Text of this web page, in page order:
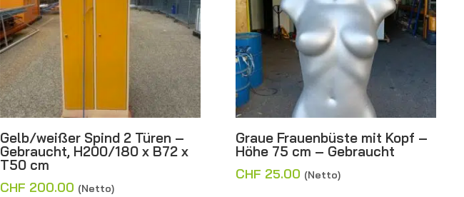
Gelb/weißer Spind 2 Türen –
Gebraucht, H200/180 x B72 x
T50 cm
CHF 200.00 (Netto)
Graue Frauenbüste mit Kopf –
Höhe 75 cm – Gebraucht
CHF 25.00 (Netto)